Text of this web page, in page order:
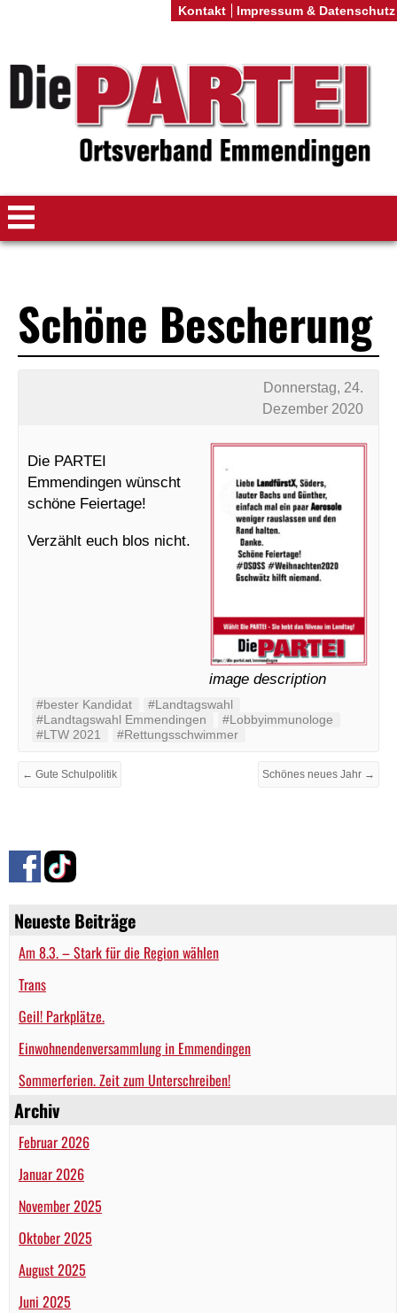
Neueste Beiträge
Am 8.3. – Stark für die Region wählen
Trans
Geil! Parkplätze.
Einwohnendenversammlung in Emmendingen
Sommerferien. Zeit zum Unterschreiben!
Archiv
Februar 2026
Januar 2026
November 2025
Oktober 2025
August 2025
Juni 2025
Schöne Bescherung
Donnerstag, 24.
Dezember 2020
image description
Die PARTEI
Emmendingen wünscht
schöne Feiertage!
Verzählt euch blos nicht.
#bester Kandidat
#Landtagswahl
#Landtagswahl Emmendingen
#Lobbyimmunologe
#LTW 2021
#Rettungsschwimmer
← Gute Schulpolitik Schönes neues Jahr →
Kontakt Impressum & Datenschutz